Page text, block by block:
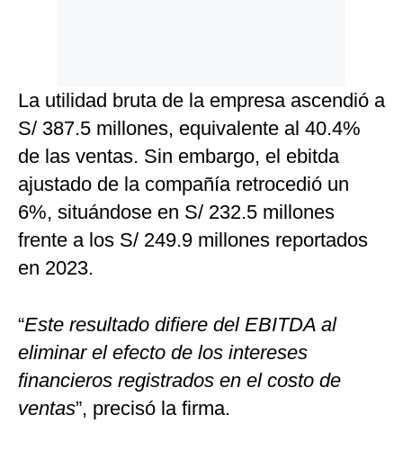
La utilidad bruta de la empresa ascendió a
S/ 387.5 millones, equivalente al 40.4%
de las ventas. Sin embargo, el ebitda
ajustado de la compañía retrocedió un
6%, situándose en S/ 232.5 millones
frente a los S/ 249.9 millones reportados
en 2023.
“Este resultado difiere del EBITDA al
eliminar el efecto de los intereses
financieros registrados en el costo de
ventas”, precisó la firma.